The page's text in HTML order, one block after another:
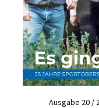
Ausgabe 20 /